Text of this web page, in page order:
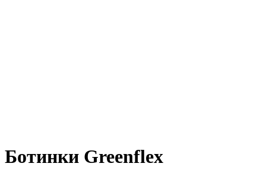
Ботинки Greenflex